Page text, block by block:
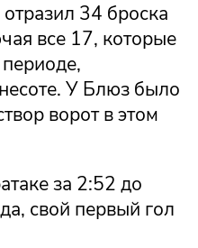
34 броска
все 17, которые
У Блюз было
ворот в этом
за 2:52 до
свой первый гол